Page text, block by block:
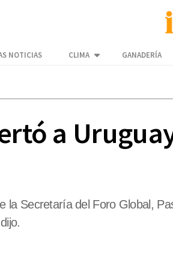
NOTICIAS CLIMA GANADERÍA
a
la Secretaría del Foro Global,